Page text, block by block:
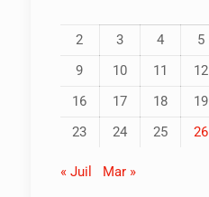
2
3 4 5
9
10 11 12
16
17 18 19
23
24 25 26
« Juil Mar »